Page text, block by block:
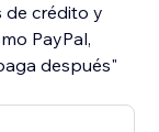
de crédito y
PayPal,
después"